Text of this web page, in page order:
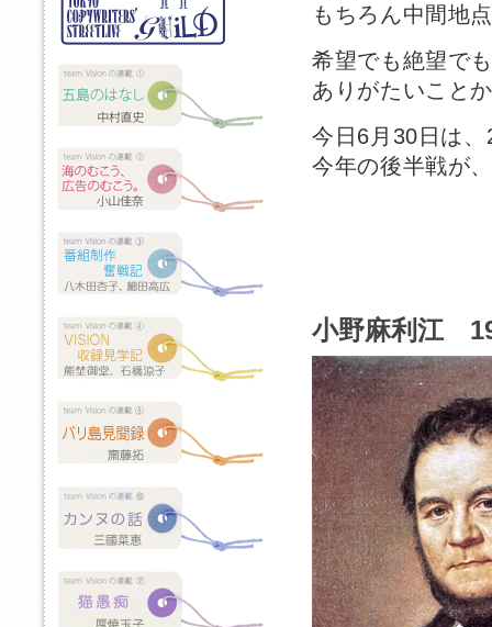
もちろん中間地
希望でも絶望で
ありがたいこと
今日6月30日は
今年の後半戦が
小野麻利江